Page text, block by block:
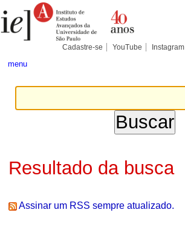
para
conteúdo.
Pessoais
Cadastre-se YouTube Instagram
menu
Resultado da busca
Assinar um RSS sempre atualizado.